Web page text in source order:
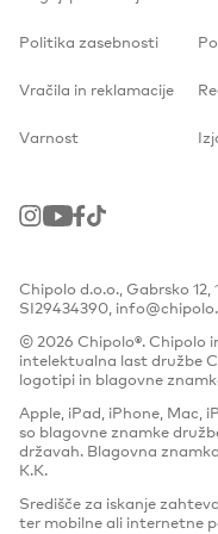
Politika zasebnosti
Vračila in reklamacije
Varnost
Instagram
YoutubeFacebook
TikTok
Chipolo d.o.o., Gabrsko
SI29434390,
© 2026 Chipolo®. Chipolo
intelektualna last družbe
logotipi in blagovne
Apple, iPad, iPhone, Mac,
so blagovne znamke
državah. Blagovna
K.K.
Središče za iskanje
ter mobilne ali internetne